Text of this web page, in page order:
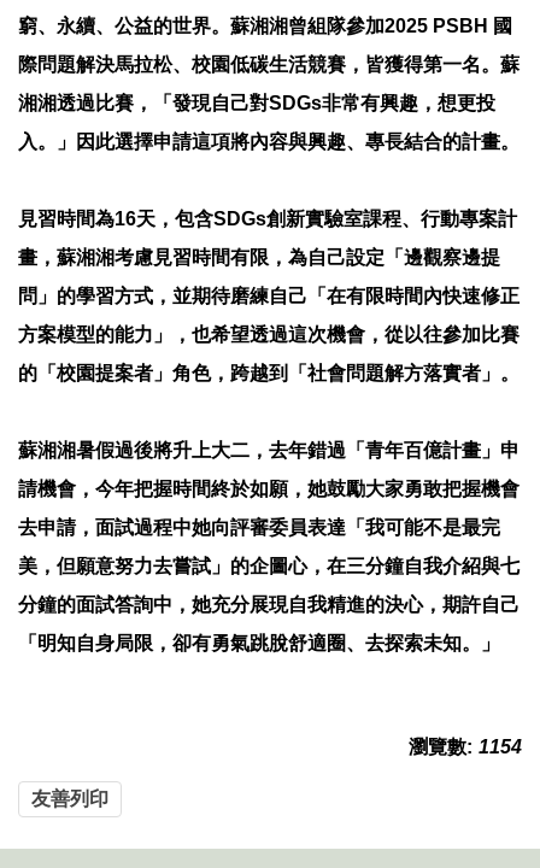
窮、永續、公益的世界。蘇湘湘曾組隊參加2025 PSBH 國
際問題解決馬拉松、校園低碳生活競賽，皆獲得第一名。蘇
湘湘透過比賽，「發現自己對SDGs非常有興趣，想更投
入。」因此選擇申請這項將內容與興趣、專長結合的計畫。
見習時間為16天，包含SDGs創新實驗室課程、行動專案計
畫，蘇湘湘考慮見習時間有限，為自己設定「邊觀察邊提
問」的學習方式，並期待磨練自己「在有限時間內快速修正
方案模型的能力」，也希望透過這次機會，從以往參加比賽
的「校園提案者」角色，跨越到「社會問題解方落實者」。
蘇湘湘暑假過後將升上大二，去年錯過「青年百億計畫」申
請機會，今年把握時間終於如願，她鼓勵大家勇敢把握機會
去申請，面試過程中她向評審委員表達「我可能不是最完
美，但願意努力去嘗試」的企圖心，在三分鐘自我介紹與七
分鐘的面試答詢中，她充分展現自我精進的決心，期許自己
「明知自身局限，卻有勇氣跳脫舒適圈、去探索未知。」
瀏覽數: 1154
友善列印